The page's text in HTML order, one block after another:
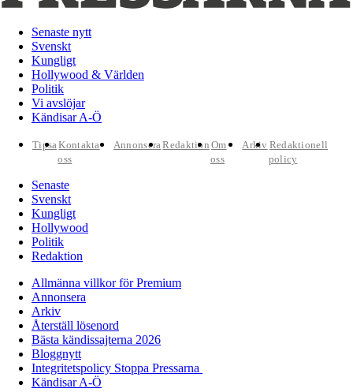
Senaste nytt
Svenskt
Kungligt
Hollywood & Världen
Politik
Vi avslöjar
Kändisar A-Ö
TipsaKontakta
oss
AnnonseraRedaktion Om
oss
Arkiv Redaktionell
policy
Senaste
Svenskt
Kungligt
Hollywood
Politik
Redaktion
Allmänna villkor för Premium
Annonsera
Arkiv
Återställ lösenord
Bästa kändissajterna 2026
Bloggnytt
Integritetspolicy Stoppa Pressarna
Kändisar A-Ö